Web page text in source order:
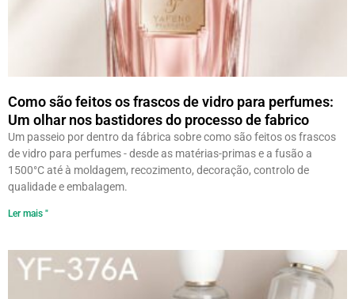
Como são feitos os frascos de vidro para perfumes:
Um olhar nos bastidores do processo de fabrico
Um passeio por dentro da fábrica sobre como são feitos os frascos
de vidro para perfumes - desde as matérias-primas e a fusão a
1500°C até à moldagem, recozimento, decoração, controlo de
qualidade e embalagem.
Ler mais "